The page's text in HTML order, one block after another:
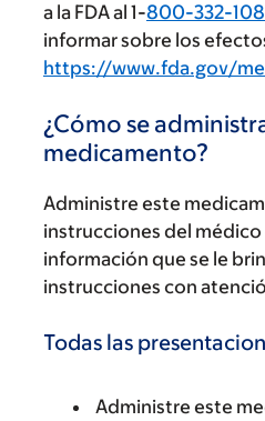
a la FDA al 1-800-332-
informar sobre los
https://www.fda.gov/
¿Cómo se
medicamento?
Administre este
instrucciones del médico
información que se le
instrucciones con
Todas las
Administre este